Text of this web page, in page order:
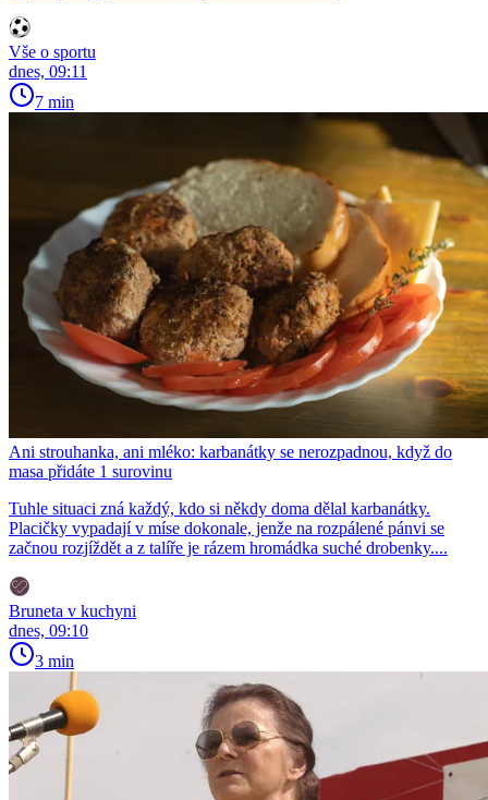
Vše o sportu
dnes, 09:11
7 min
Ani strouhanka, ani mléko: karbanátky se nerozpadnou, když do
masa přidáte 1 surovinu
Tuhle situaci zná každý, kdo si někdy doma dělal karbanátky.
Placičky vypadají v míse dokonale, jenže na rozpálené pánvi se
začnou rozjíždět a z talíře je rázem hromádka suché drobenky....
Bruneta v kuchyni
dnes, 09:10
3 min